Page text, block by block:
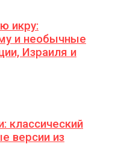
икру:
и необычные
Израиля и
классический
версии из